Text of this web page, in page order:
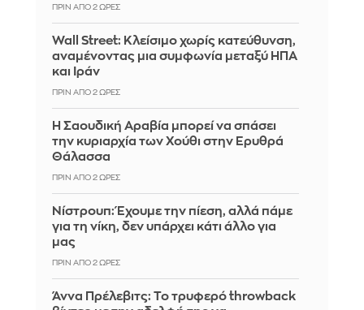
ΠΡΙΝ ΑΠΌ 2 ΏΡΕΣ
Wall Street: Κλείσιμο χωρίς κατεύθυνση,
αναμένοντας μια συμφωνία μεταξύ ΗΠΑ
και Ιράν
ΠΡΙΝ ΑΠΌ 2 ΏΡΕΣ
Η Σαουδική Αραβία μπορεί να σπάσει
την κυριαρχία των Χούθι στην Ερυθρά
Θάλασσα
ΠΡΙΝ ΑΠΌ 2 ΏΡΕΣ
Νίστρουπ: Έχουμε την πίεση, αλλά πάμε
για τη νίκη, δεν υπάρχει κάτι άλλο για
μας
ΠΡΙΝ ΑΠΌ 2 ΏΡΕΣ
Άννα Πρέλεβιτς: Το τρυφερό throwback